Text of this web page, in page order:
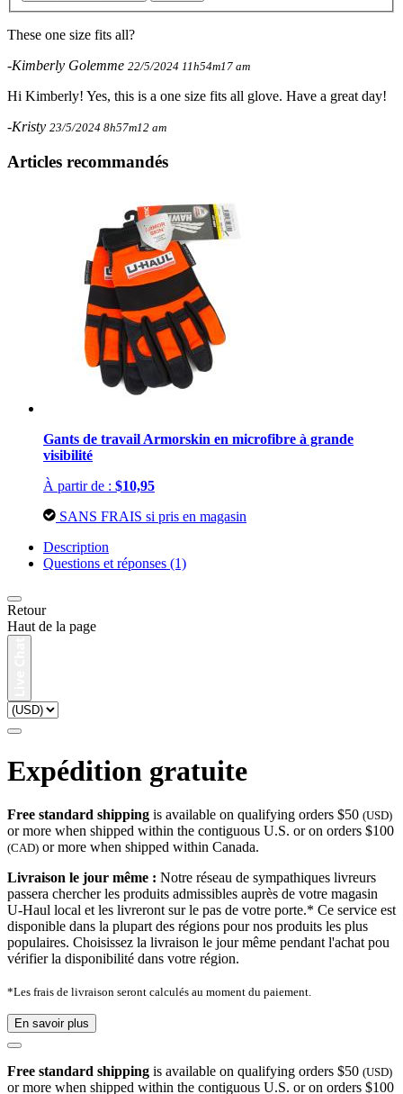
These one size fits all?
-Kimberly Golemme 22/5/2024 11h54m17 am
Hi Kimberly! Yes, this is a one size fits all glove. Have a great day!
-Kristy 23/5/2024 8h57m12 am
Articles recommandés
Gants de travail Armorskin en microfibre à grande
visibilité
À partir de : $10,95
SANS FRAIS si pris en magasin
Description
Questions et réponses (1)
Retour
Haut de la page
Expédition gratuite
Free standard shipping is available on qualifying orders $50 (USD)
or more when shipped within the contiguous U.S. or on orders $100
(CAD) or more when shipped within Canada.
Livraison le jour même : Notre réseau de sympathiques livreurs
passera chercher les produits admissibles auprès de votre magasin
U-Haul local et les livreront sur le pas de votre porte.* Ce service est
disponible dans la plupart des régions pour nos produits les plus
populaires. Choisissez la livraison le jour même pendant l'achat pou
vérifier la disponibilité dans votre région.
*Les frais de livraison seront calculés au moment du paiement.
En savoir plus
Free standard shipping is available on qualifying orders $50 (USD)
or more when shipped within the contiguous U.S. or on orders $100